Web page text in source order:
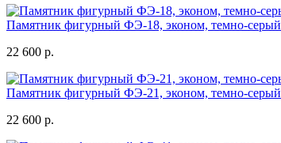
Памятник фигурный ФЭ-18, эконом, темно-серый
22 600 р.
Памятник фигурный ФЭ-21, эконом, темно-серый
22 600 р.